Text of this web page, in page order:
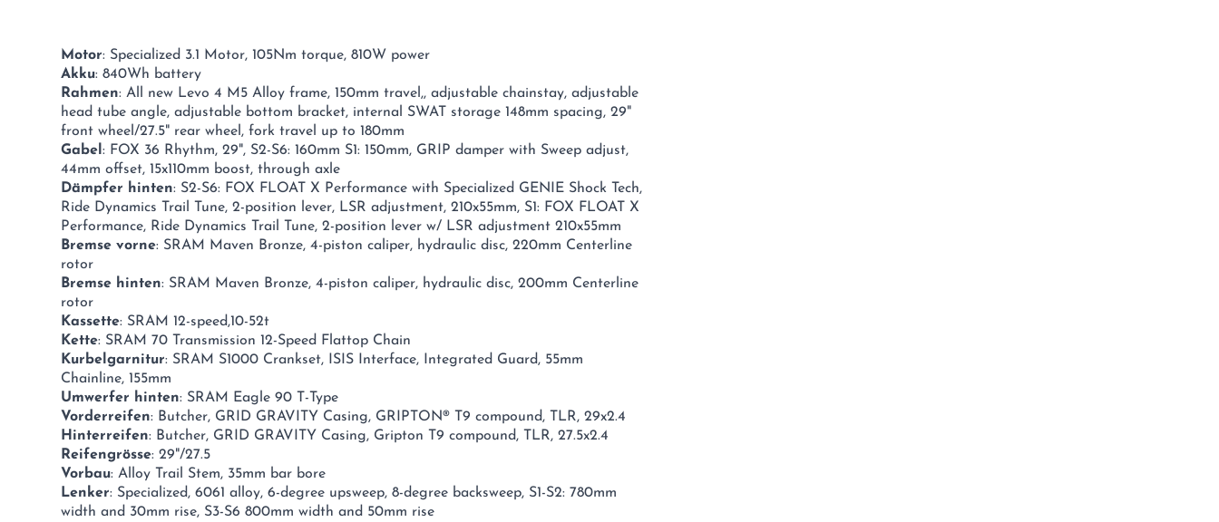
Motor: Specialized 3.1 Motor, 105Nm torque, 810W power
Akku: 840Wh battery
Rahmen: All new Levo 4 M5 Alloy frame, 150mm travel,, adjustable chainstay, adjustable
head tube angle, adjustable bottom bracket, internal SWAT storage 148mm spacing, 29"
front wheel/27.5" rear wheel, fork travel up to 180mm
Gabel: FOX 36 Rhythm, 29", S2-S6: 160mm S1: 150mm, GRIP damper with Sweep adjust,
44mm offset, 15x110mm boost, through axle
Dämpfer hinten: S2-S6: FOX FLOAT X Performance with Specialized GENIE Shock Tech,
Ride Dynamics Trail Tune, 2-position lever, LSR adjustment, 210x55mm, S1: FOX FLOAT X
Performance, Ride Dynamics Trail Tune, 2-position lever w/ LSR adjustment 210x55mm
Bremse vorne: SRAM Maven Bronze, 4-piston caliper, hydraulic disc, 220mm Centerline
rotor
Bremse hinten: SRAM Maven Bronze, 4-piston caliper, hydraulic disc, 200mm Centerline
rotor
Kassette: SRAM 12-speed,10-52t
Kette: SRAM 70 Transmission 12-Speed Flattop Chain
Kurbelgarnitur: SRAM S1000 Crankset, ISIS Interface, Integrated Guard, 55mm
Chainline, 155mm
Umwerfer hinten: SRAM Eagle 90 T-Type
Vorderreifen: Butcher, GRID GRAVITY Casing, GRIPTON® T9 compound, TLR, 29x2.4
Hinterreifen: Butcher, GRID GRAVITY Casing, Gripton T9 compound, TLR, 27.5x2.4
Reifengrösse: 29"/27.5
Vorbau: Alloy Trail Stem, 35mm bar bore
Lenker: Specialized, 6061 alloy, 6-degree upsweep, 8-degree backsweep, S1-S2: 780mm
width and 30mm rise, S3-S6 800mm width and 50mm rise